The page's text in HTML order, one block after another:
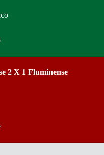
2 X 1 Fluminense